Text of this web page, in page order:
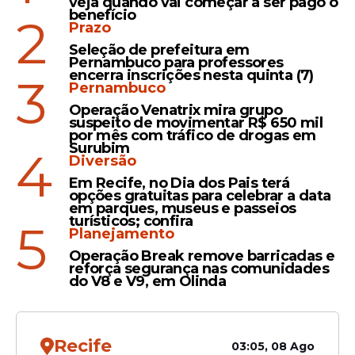
Náutico acerta chegada de
quatro jovens africanos em
parceria com o América/PE
Permanência
Hélio dos Anjos despista
Ceará e deve seguir no
Náutico para restante da
temporada
benefício
2
Prazo
Seleção de prefeitura em
Pernambuco para professores
encerra inscrições nesta quinta (7)
3
Pernambuco
Operação Venatrix mira grupo
suspeito de movimentar R$ 650 mil
por mês com tráfico de drogas em
Surubim
4
Diversão
Em Recife, no Dia dos Pais terá
opções gratuitas para celebrar a data
em parques, museus e passeios
turísticos; confira
5
Planejamento
Operação Break remove barricadas e
reforça segurança nas comunidades
do V8 e V9, em Olinda
Recife 03:05, 08 Ago